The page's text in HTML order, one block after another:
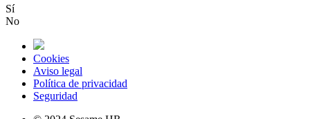
Sí
No
Cookies
Aviso legal
Política de privacidad
Seguridad